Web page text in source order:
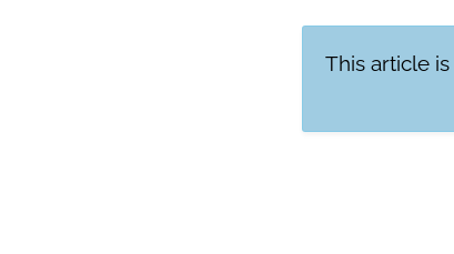
This article